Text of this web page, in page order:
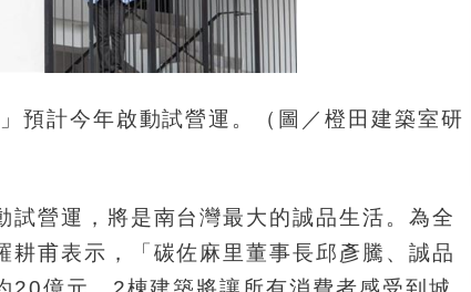
預計今年啟動試營運。（圖／橙田建築室研
營運，將是南台灣最大的誠品生活。為全
甫表示，「碳佐麻里董事長邱彥騰、誠品
20億元，2棟建築將讓所有消費者感受到城